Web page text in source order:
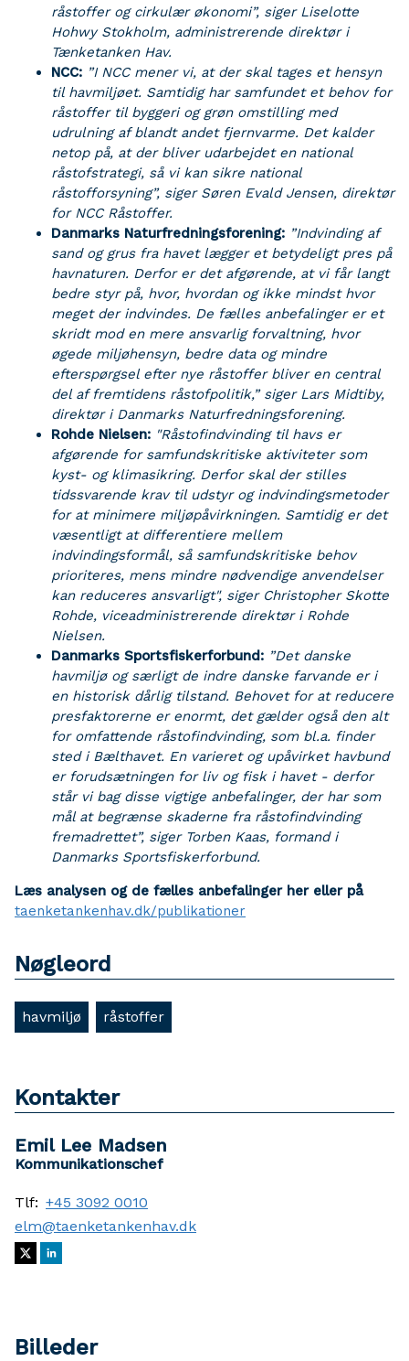
råstoffer og cirkulær økonomi”, siger Liselotte
Hohwy Stokholm, administrerende direktør i
Tænketanken Hav.
NCC: ”I NCC mener vi, at der skal tages et hensyn
til havmiljøet. Samtidig har samfundet et behov for
råstoffer til byggeri og grøn omstilling med
udrulning af blandt andet fjernvarme. Det kalder
netop på, at der bliver udarbejdet en national
råstofstrategi, så vi kan sikre national
råstofforsyning”, siger Søren Evald Jensen, direktør
for NCC Råstoffer.
Danmarks Naturfredningsforening: ”Indvinding af
sand og grus fra havet lægger et betydeligt pres på
havnaturen. Derfor er det afgørende, at vi får langt
bedre styr på, hvor, hvordan og ikke mindst hvor
meget der indvindes. De fælles anbefalinger er et
skridt mod en mere ansvarlig forvaltning, hvor
øgede miljøhensyn, bedre data og mindre
efterspørgsel efter nye råstoffer bliver en central
del af fremtidens råstofpolitik,” siger Lars Midtiby,
direktør i Danmarks Naturfredningsforening.
Rohde Nielsen: "Råstofindvinding til havs er
afgørende for samfundskritiske aktiviteter som
kyst- og klimasikring. Derfor skal der stilles
tidssvarende krav til udstyr og indvindingsmetoder
for at minimere miljøpåvirkningen. Samtidig er det
væsentligt at differentiere mellem
indvindingsformål, så samfundskritiske behov
prioriteres, mens mindre nødvendige anvendelser
kan reduceres ansvarligt", siger Christopher Skotte
Rohde, viceadministrerende direktør i Rohde
Nielsen.
Danmarks Sportsfiskerforbund: ”Det danske
havmiljø og særligt de indre danske farvande er i
en historisk dårlig tilstand. Behovet for at reducere
presfaktorerne er enormt, det gælder også den alt
for omfattende råstofindvinding, som bl.a. finder
sted i Bælthavet. En varieret og upåvirket havbund
er forudsætningen for liv og fisk i havet - derfor
står vi bag disse vigtige anbefalinger, der har som
mål at begrænse skaderne fra råstofindvinding
fremadrettet”, siger Torben Kaas, formand i
Danmarks Sportsfiskerforbund.
Læs analysen og de fælles anbefalinger her eller på
taenketankenhav.dk/publikationer
Nøgleord
havmiljø råstoffer
Kontakter
Emil Lee Madsen
Kommunikationschef
Tlf: +45 3092 0010
elm@taenketankenhav.dk
Billeder